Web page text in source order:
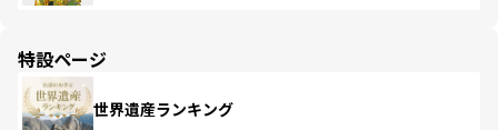
特設ページ
世界遺産ランキング